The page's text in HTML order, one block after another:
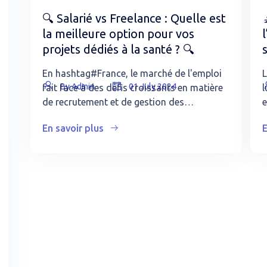
🔍 Salarié vs Freelance : Quelle est
la meilleure option pour vos
projets dédiés à la santé ? 🔍
01 July 2024
By Admin
En hashtag#France, le marché de l'emploi
fait face à des défis croissants en matière
de recrutement et de gestion des…
En savoir plus